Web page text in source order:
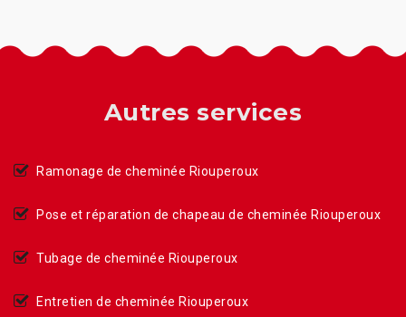
Autres services
Ramonage de cheminée Riouperoux
Pose et réparation de chapeau de cheminée Riouperoux
Tubage de cheminée Riouperoux
Entretien de cheminée Riouperoux